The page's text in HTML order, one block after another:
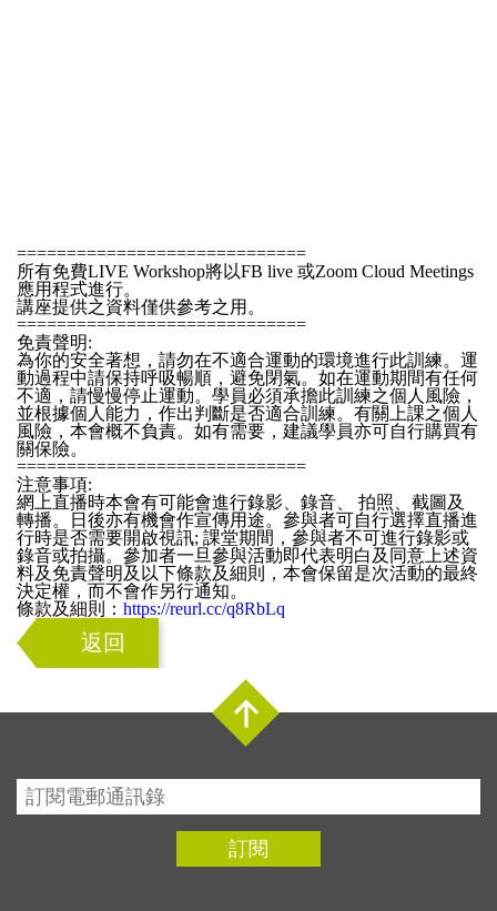
=============================
所有免費LIVE Workshop將以FB live 或Zoom Cloud Meetings
應用程式進行。
講座提供之資料僅供參考之用。
=============================
免責聲明:
為你的安全著想，請勿在不適合運動的環境進行此訓練。運
動過程中請保持呼吸暢順，避免閉氣。如在運動期間有任何
不適，請慢慢停止運動。學員必須承擔此訓練之個人風險，
並根據個人能力，作出判斷是否適合訓練。有關上課之個人
風險，本會概不負責。如有需要，建議學員亦可自行購買有
關保險。
=============================
注意事項:
網上直播時本會有可能會進行錄影、錄音、 拍照、截圖及
轉播。日後亦有機會作宣傳用途。參與者可自行選擇直播進
行時是否需要開啟視訊; 課堂期間，參與者不可進行錄影或
錄音或拍攝。參加者一旦參與活動即代表明白及同意上述資
料及免責聲明及以下條款及細則，本會保留是次活動的最終
決定權，而不會作另行通知。
條款及細則： https://reurl.cc/q8RbLq
返回
訂閱